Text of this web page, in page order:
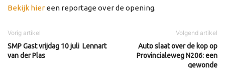
Bekijk hier een reportage over de opening.
Vorig artikel
SMP Gast vrijdag 10 juli Lennart
van der Plas
Volgend artikel
Auto slaat over de kop op
Provincialeweg N206: een
gewonde